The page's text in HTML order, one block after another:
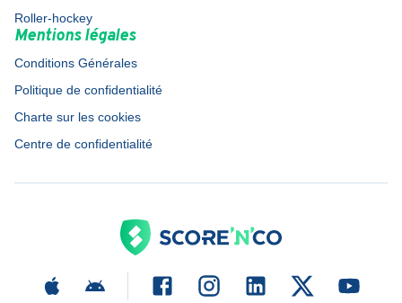
Roller-hockey
Mentions légales
Conditions Générales
Politique de confidentialité
Charte sur les cookies
Centre de confidentialité